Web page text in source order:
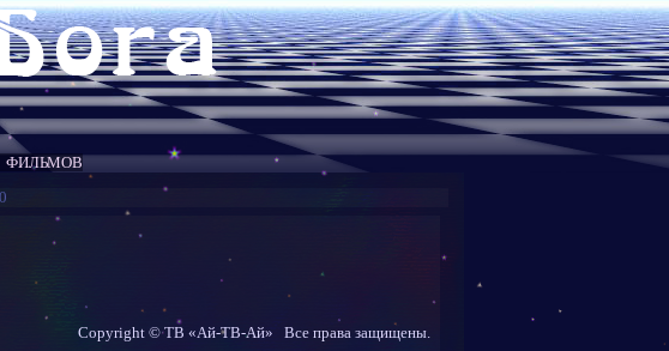
ФИЛЬМОВ
Copyright © ТВ «Ай-ТВ-Ай» Все права защищены.